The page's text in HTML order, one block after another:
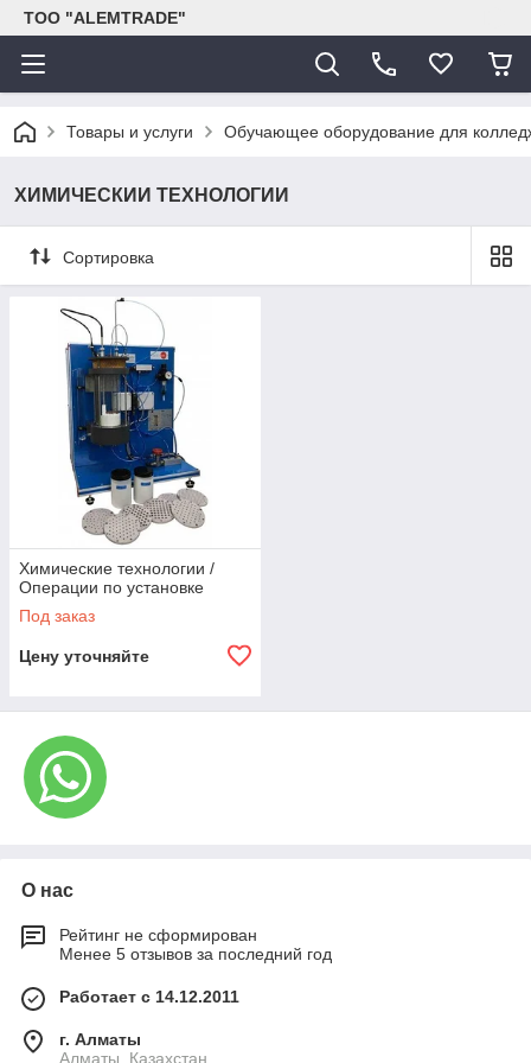
ТОО "ALEMTRADE"
Товары и услуги Обучающее оборудование для
ХИМИЧЕСКИИ ТЕХНОЛОГИИ
Сортировка
Химические технологии /
Операции по установке
Под заказ
Цену уточняйте
О нас
Рейтинг не сформирован
Менее 5 отзывов за последний год
Работает с 14.12.2011
г. Алматы
Алматы, Казахстан